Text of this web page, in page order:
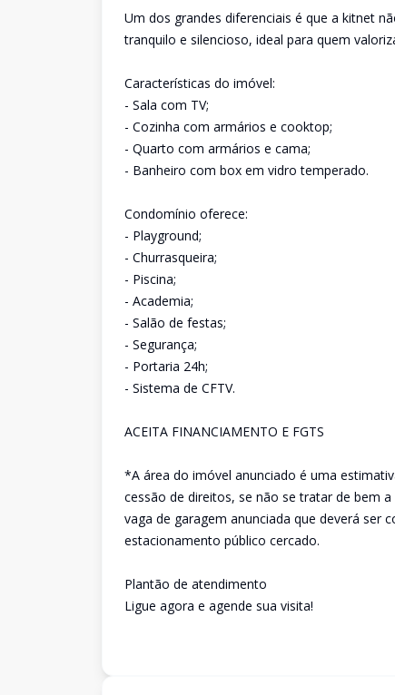
Um dos grandes diferenciais é que a kitnet
tranquilo e silencioso, ideal para quem
Características do imóvel:
- Sala com TV;
- Cozinha com armários e cooktop;
- Quarto com armários e cama;
- Banheiro com box em vidro temperado.
Condomínio oferece:
- Playground;
- Churrasqueira;
- Piscina;
- Academia;
- Salão de festas;
- Segurança;
- Portaria 24h;
- Sistema de CFTV.
ACEITA FINANCIAMENTO E FGTS
*A área do imóvel anunciado é uma
cessão de direitos, se não se tratar de bem
vaga de garagem anunciada que deverá ser
estacionamento público cercado.
Plantão de atendimento
Ligue agora e agende sua visita!